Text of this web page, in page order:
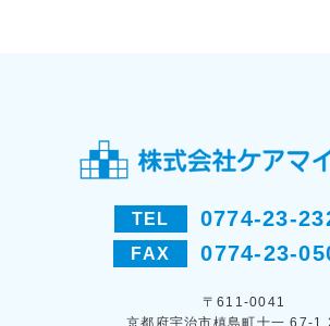
TEL 0774-23-
FAX 0774-23-
〒611-0041
京都府宇治市槙島町十一 67-1